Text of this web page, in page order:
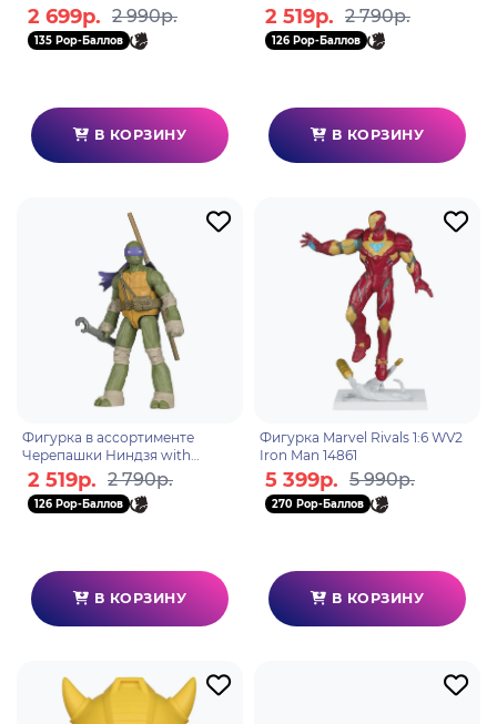
2 699р. 2 990р.
135 Pop-Баллов
В КОРЗИНУ
Soldier Comic WaVe1
787926113389
2 519р. 2 790р.
126 Pop-Баллов
В КОРЗИНУ
Фигурка в ассортименте
Черепашки Ниндзя with
Comic WaVe1 Донатэлло
787926113365
2 519р. 2 790р.
126 Pop-Баллов
В КОРЗИНУ
Фигурка Marvel Rivals 1:6 WV2
Iron Man 14861
5 399р. 5 990р.
270 Pop-Баллов
В КОРЗИНУ